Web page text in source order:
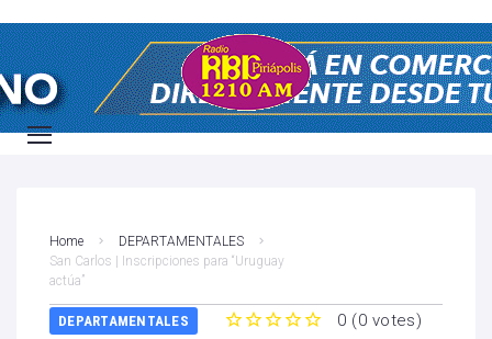
Home
DEPARTAMENTALES
San Carlos | Inscripciones para “Uruguay
actúa”
DEPARTAMENTALES 0 (0 votes)